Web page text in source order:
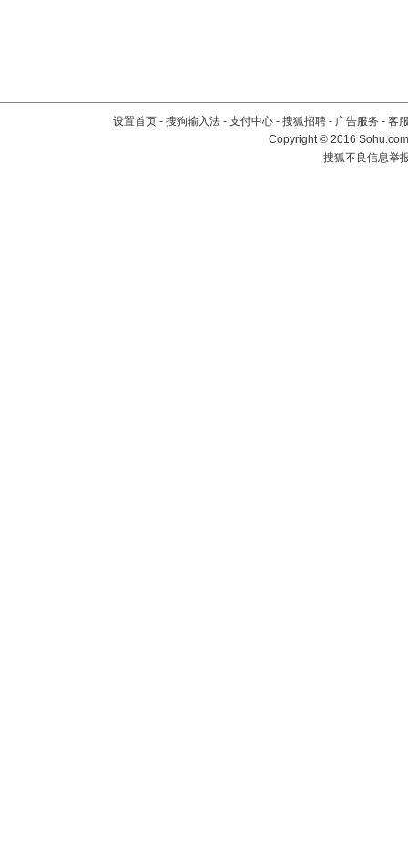
设置首页 - 搜狗输入法 - 支付中心 - 搜狐招聘 - 广告服务 - 客
Copyright©2016
搜狐不良信息举